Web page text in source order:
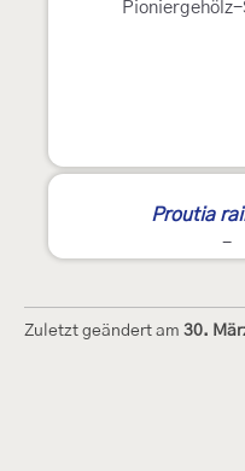
Proutia
-
Zuletzt geändert am 30.